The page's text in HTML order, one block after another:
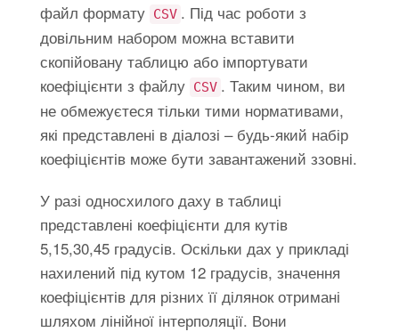
файл формату CSV . Під час роботи з
довільним набором можна вставити
скопійовану таблицю або імпортувати
коефіцієнти з файлу CSV . Таким чином, ви
не обмежуєтеся тільки тими нормативами,
які представлені в діалозі – будь-який набір
коефіцієнтів може бути завантажений ззовні.
У разі односхилого даху в таблиці
представлені коефіцієнти для кутів
5,15,30,45 градусів. Оскільки дах у прикладі
нахилений під кутом 12 градусів, значення
коефіцієнтів для різних її ділянок отримані
шляхом лінійної інтерполяції. Вони